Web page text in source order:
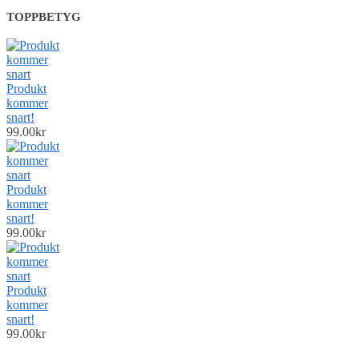
TOPPBETYG
Produkt
kommer
snart!
99.00kr
Produkt
kommer
snart!
99.00kr
Produkt
kommer
snart!
99.00kr